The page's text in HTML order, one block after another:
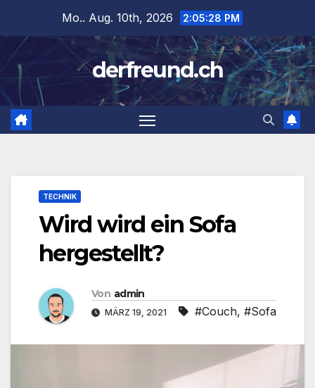
springen
Mo.. Aug. 10th, 2026 2:05:29 PM
derfreund.ch
TECHNIK
Wird wird ein Sofa
hergestellt?
Von admin
MÄRZ 19, 2021 #Couch, #Sofa